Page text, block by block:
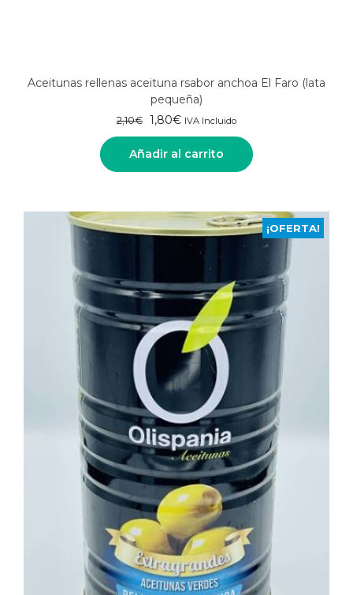
Aceitunas rellenas aceituna rsabor anchoa El Faro (lata
pequeña)
2,10€ El
precio
original
era:
1,80€El
precio
actual
es:
IVA Incluido
Añadir al carrito
¡OFERTA!